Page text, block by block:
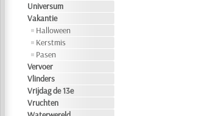
Universum
Vakantie
Halloween
Kerstmis
Pasen
Vervoer
Vlinders
Vrijdag de 13e
Vruchten